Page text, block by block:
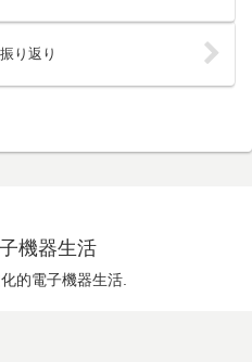
り返り
機器生活
的電子機器生活.